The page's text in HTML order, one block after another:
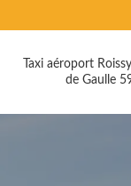
Taxi aéroport
de Gaulle